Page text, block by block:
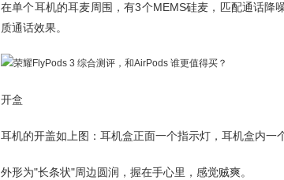
在单个耳机的耳麦周围，有3个MEMS硅麦，匹配通话降
质通话效果。
开盒
耳机的开盖如上图：耳机盒正面一个指示灯，耳机盒内一
外形为"长条状"周边圆润，握在手心里，感觉贼爽。